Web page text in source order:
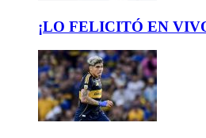
¡LO FELICITÓ EN